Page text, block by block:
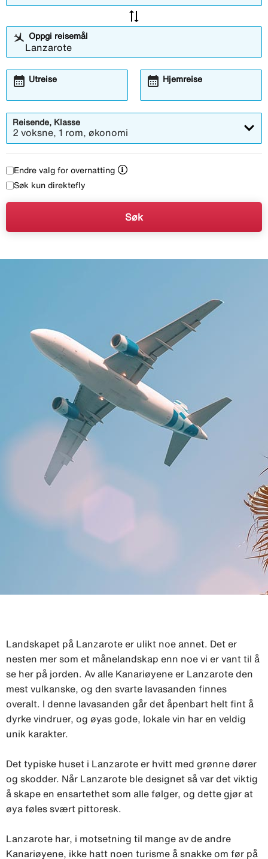
kan si at Lanzarote byr på vær som kan sammenlignes
med det vi mener med en perfekt, norsk sommerdag -
hele året.Lanzarote er virkelig en spennende øy. Denne
sync_alt
Oppgi reisemål
Utreise
calendar_month Hjemreise
calendar_month
Reisende, Klasse
2 voksne, 1 rom, økonomi
Endre valg for overnatting
Søk kun direktefly
Søk
Landskapet på Lanzarote er ulikt noe annet. Det er
nesten mer som et månelandskap enn noe vi er vant til å
se her på jorden. Av alle Kanariøyene er Lanzarote den
mest vulkanske, og den svarte lavasanden finnes
overalt. I denne lavasanden går det åpenbart helt fint å
dyrke vindruer, og øyas gode, lokale vin har en veldig
unik karakter.
Det typiske huset i Lanzarote er hvitt med grønne dører
og skodder. Når Lanzarote ble designet så var det viktig
å skape en ensartethet som alle følger, og dette gjør at
øya føles svært pittoresk.
Lanzarote har, i motsetning til mange av de andre
Kanariøyene, ikke hatt noen turisme å snakke om før på